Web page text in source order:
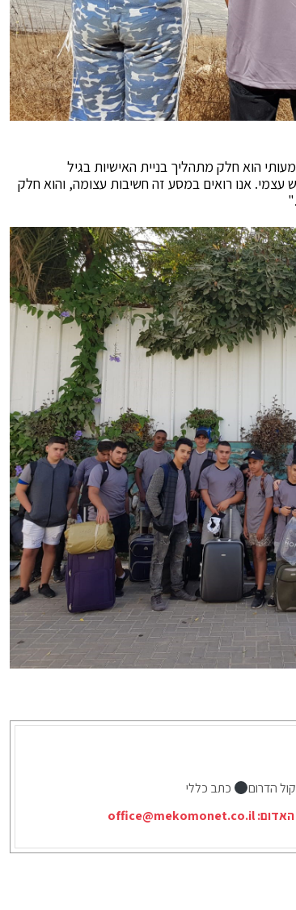
הוא חלק מתהליך בניית האישיות בגיל
עצמי. אנו רואים במסע זה חשיבות עצומה, והוא חלק
הדרום
כתב כללי
האדום:office@mekomonet.co.il